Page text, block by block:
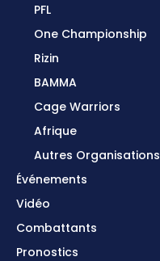
PFL
One Championship
Rizin
BAMMA
Cage Warriors
Afrique
Autres Organisations
Événements
Vidéo
Combattants
Pronostics